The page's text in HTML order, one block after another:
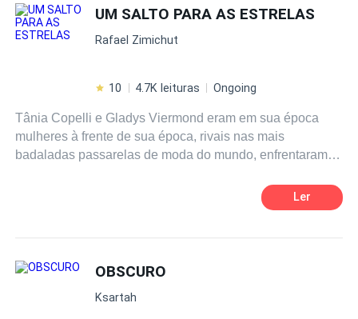
UM SALTO PARA AS ESTRELAS
Rafael Zimichut
10 4.7K leituras Ongoing
Tânia Copelli e Gladys Viermond eram em sua época
mulheres à frente de sua época, rivais nas mais
badaladas passarelas de moda do mundo, enfrentaram
e no fim de tudo descobriram que a beleza que
produziam não eram suas roupas de marcas, mas uma
Ler
OBSCURO
Ksartah